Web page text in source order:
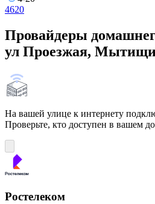
4620
Провайдеры
ул Проезжая,
На вашей улице к интернету
Проверьте, кто доступен в вашем
Ростелеком